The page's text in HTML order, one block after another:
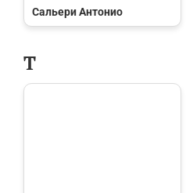
Сальери Антонио
Т